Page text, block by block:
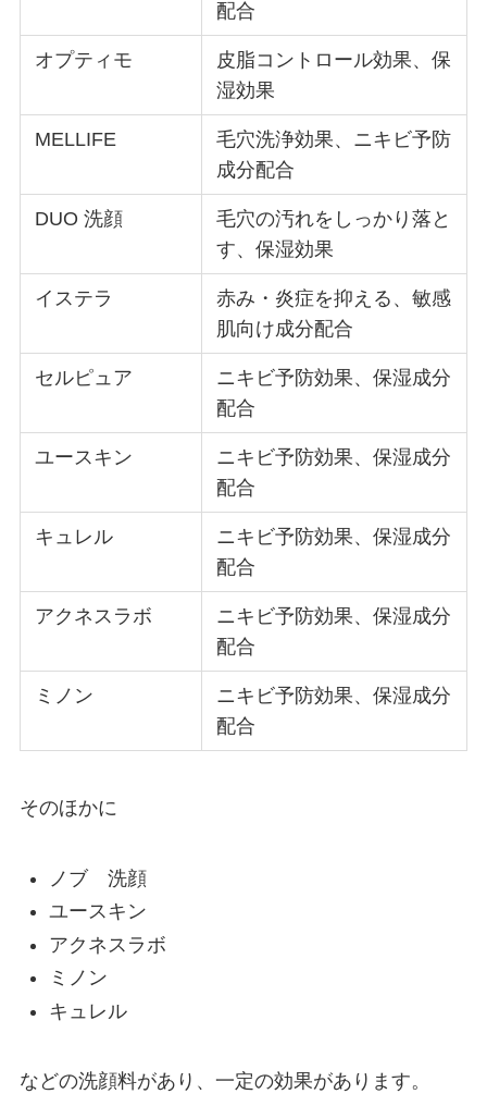
配合
オプティモ
皮脂コントロール効果、保
湿効果
MELLIFE
毛穴洗浄効果、ニキビ予防
成分配合
DUO 洗顔
毛穴の汚れをしっかり落と
す、保湿効果
イステラ
赤み・炎症を抑える、敏感
肌向け成分配合
セルピュア
ニキビ予防効果、保湿成分
配合
ユースキン
ニキビ予防効果、保湿成分
配合
キュレル
ニキビ予防効果、保湿成分
配合
アクネスラボ
ニキビ予防効果、保湿成分
配合
ミノン
ニキビ予防効果、保湿成分
配合
そのほかに
ノブ 洗顔
ユースキン
アクネスラボ
ミノン
キュレル
などの洗顔料があり、一定の効果があります。